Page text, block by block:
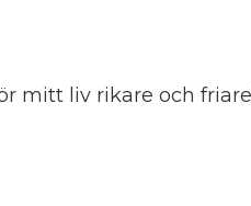
mitt liv rikare och